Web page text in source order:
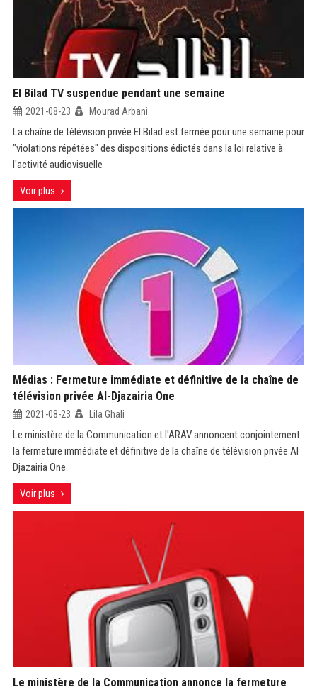
El Bilad TV suspendue pendant une semaine
2021-08-23 Mourad Arbani
La chaîne de télévision privée El Bilad est fermée pour une semaine pour
"violations répétées" des dispositions édictés dans la loi relative à
l'activité audiovisuelle
Voir plus
Médias : Fermeture immédiate et définitive de la chaîne de
télévision privée Al-Djazairia One
2021-08-23 Lila Ghali
Le ministère de la Communication et l'ARAV annoncent conjointement
la fermeture immédiate et définitive de la chaîne de télévision privée Al
Djazairia One.
Voir plus
Le ministère de la Communication annonce la fermeture